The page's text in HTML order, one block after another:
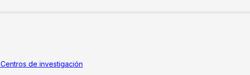
Centros de investigación